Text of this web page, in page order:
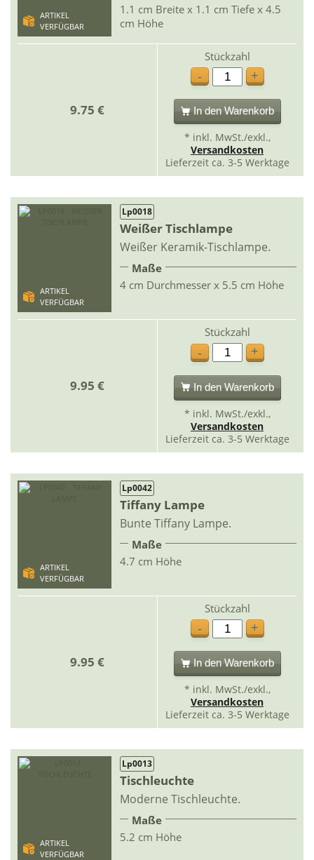
ARTIKEL
VERFÜGBAR
1.1 cm Breite x 1.1 cm Tiefe x 4.5
cm Höhe
9.75 €
Stückzahl
-
+
In den Warenkorb
* inkl. MwSt./exkl.,
Versandkosten
Lieferzeit ca. 3-5 Werktage
ARTIKEL
VERFÜGBAR
Lp0018
Weißer Tischlampe
Weißer Keramik-Tischlampe.
Maße
4 cm Durchmesser x 5.5 cm Höhe
9.95 €
Stückzahl
-
+
In den Warenkorb
* inkl. MwSt./exkl.,
Versandkosten
Lieferzeit ca. 3-5 Werktage
ARTIKEL
VERFÜGBAR
Lp0042
Tiffany Lampe
Bunte Tiffany Lampe.
Maße
4.7 cm Höhe
9.95 €
Stückzahl
-
+
In den Warenkorb
* inkl. MwSt./exkl.,
Versandkosten
Lieferzeit ca. 3-5 Werktage
ARTIKEL
VERFÜGBAR
Lp0013
Tischleuchte
Moderne Tischleuchte.
Maße
5.2 cm Höhe